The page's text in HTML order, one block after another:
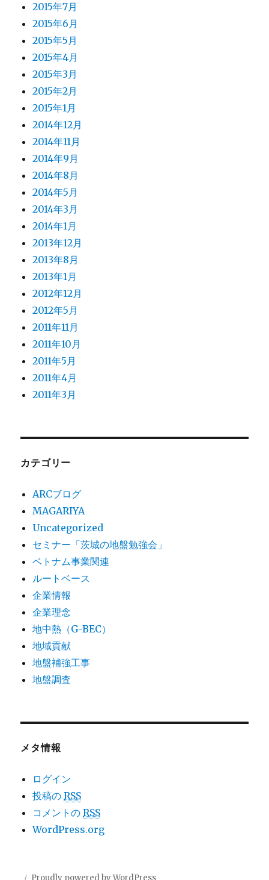
2015年7月
2015年6月
2015年5月
2015年4月
2015年3月
2015年2月
2015年1月
2014年12月
2014年11月
2014年9月
2014年8月
2014年5月
2014年3月
2014年1月
2013年12月
2013年8月
2013年1月
2012年12月
2012年5月
2011年11月
2011年10月
2011年5月
2011年4月
2011年3月
カテゴリー
ARCブログ
MAGARIYA
Uncategorized
セミナー「茨城の地盤勉強会」
ベトナム事業関連
ルートベース
企業情報
企業理念
地中熱（G-BEC）
地域貢献
地盤補強工事
地盤調査
メタ情報
ログイン
投稿のRSS
コメントのRSS
WordPress.org